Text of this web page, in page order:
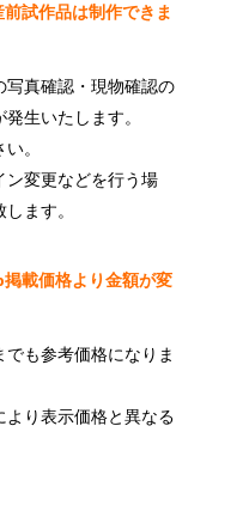
試作品は制作できま
写真確認・現物確認の
生いたします。
。
ン変更などを行う場
ます。
載価格より金額が変
も参考価格になりま
り表示価格と異なる